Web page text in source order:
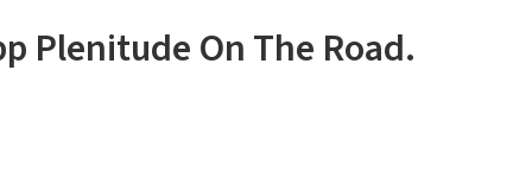
Plenitude On The Road.